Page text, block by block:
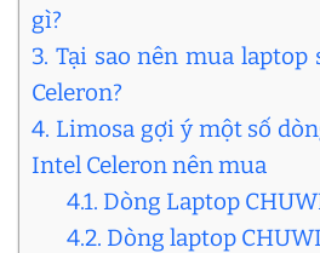
gì?
3. Tại sao nên mua laptop
Celeron?
4. Limosa gợi ý một số
Intel Celeron nên mua
4.1. Dòng Laptop
4.2. Dòng laptop